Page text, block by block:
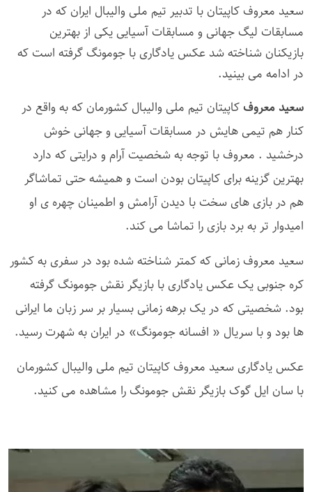
سعید معروف کاپیتان با تدبیر تیم ملی والیبال ایران که در
مسابقات لیگ جهانی و مسابقات آسیایی یکی از بهترین
بازیکنان شناخته شد عکس یادگاری با جومونگ گرفته است که
در ادامه می بینید.
سعید معروف کاپیتان تیم ملی والیبال کشورمان که به واقع در
کنار هم تیمی هایش در مسابقات آسیایی و جهانی خوش
درخشید . معروف با توجه به شخصیت آرام و درایتی که دارد
بهترین گزینه برای کاپیتان بودن است و همیشه حتی تماشاگر
هم در بازی های سخت با دیدن آرامش و اطمینان چهره ی او
امیدوار تر به برد بازی را تماشا می کند.
سعید معروف زمانی که کمتر شناخته شده بود در سفری به کشور
کره جنوبی یک عکس یادگاری با بازیگر نقش جومونگ گرفته
بود. شخصیتی که در یک برهه زمانی بسیار بر سر زبان ما ایرانی
ها بود و با سریال « افسانه جومونگ» در ایران به شهرت رسید.
عکس یادگاری سعید معروف کاپیتان تیم ملی والیبال کشورمان
با سان ایل گوک بازیگر نقش جومونگ را مشاهده می کنید.